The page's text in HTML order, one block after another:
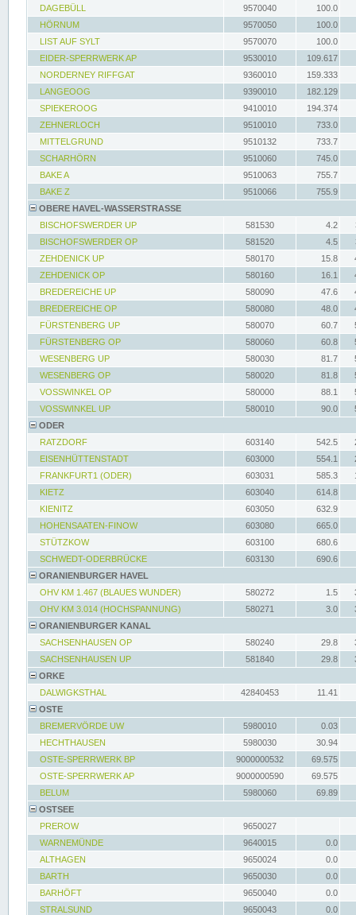
DAGEBÜLL 9570040
100.0
HÖRNUM
9570050
100.0
LIST AUF SYLT
9570070
100.0
EIDER-SPERRWERK AP
9530010
109.617
NORDERNEY RIFFGAT
9360010
159.333
LANGEOOG
9390010
182.129
SPIEKEROOG
9410010
194.374
ZEHNERLOCH
9510010
733.0
MITTELGRUND
9510132
733.7
SCHARHÖRN
9510060
745.0
BAKE A
9510063
755.7
BAKE Z
9510066
755.9
OBERE HAVEL-WASSERSTRASSE
BISCHOFSWERDER UP
581530 4.2
BISCHOFSWERDER OP
581520 4.5
ZEHDENICK UP
580170 15.8
ZEHDENICK OP
580160 16.1
BREDEREICHE UP
580090 47.6
BREDEREICHE OP
580080 48.0
FÜRSTENBERG UP
580070 60.7
FÜRSTENBERG OP
580060 60.8
WESENBERG UP
580030 81.7
WESENBERG OP
580020 81.8
VOSSWINKEL OP
580000 88.1
VOSSWINKEL UP
580010 90.0
ODER
RATZDORF
603140 542.5
EISENHÜTTENSTADT
603000 554.1
FRANKFURT1 (ODER)
603031 585.3
KIETZ
603040
614.8
KIENITZ
603050
632.9
HOHENSAATEN-FINOW
603080
665.0
STÜTZKOW
603100
680.6
SCHWEDT-ODERBRÜCKE
603130
690.6
ORANIENBURGER HAVEL
OHV KM 1.467 (BLAUES WUNDER)
580272 1.5
OHV KM 3.014 (HOCHSPANNUNG)
580271 3.0
ORANIENBURGER KANAL
SACHSENHAUSEN OP
580240 29.8
SACHSENHAUSEN UP
581840 29.8
ORKE
DALWIGKSTHAL
42840453
11.41
OSTE
BREMERVÖRDE UW
5980010
0.03
HECHTHAUSEN
5980030
30.94
OSTE-SPERRWERK BP
9000000532
69.575
OSTE-SPERRWERK AP
9000000590
69.575
BELUM
5980060
69.89
OSTSEE
PREROW
9650027
WARNEMÜNDE
9640015
0.0
ALTHAGEN
9650024
0.0
BARTH
9650030
0.0
BARHÖFT
9650040
0.0
STRALSUND
9650043
0.0